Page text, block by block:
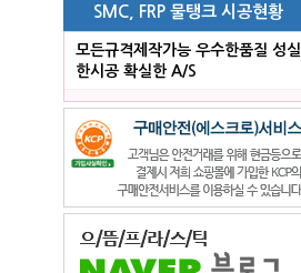
SMC, FRP 물탱크 시공현황
모든규격제작가능 우수한품질 성실
한시공 확실한 A/S